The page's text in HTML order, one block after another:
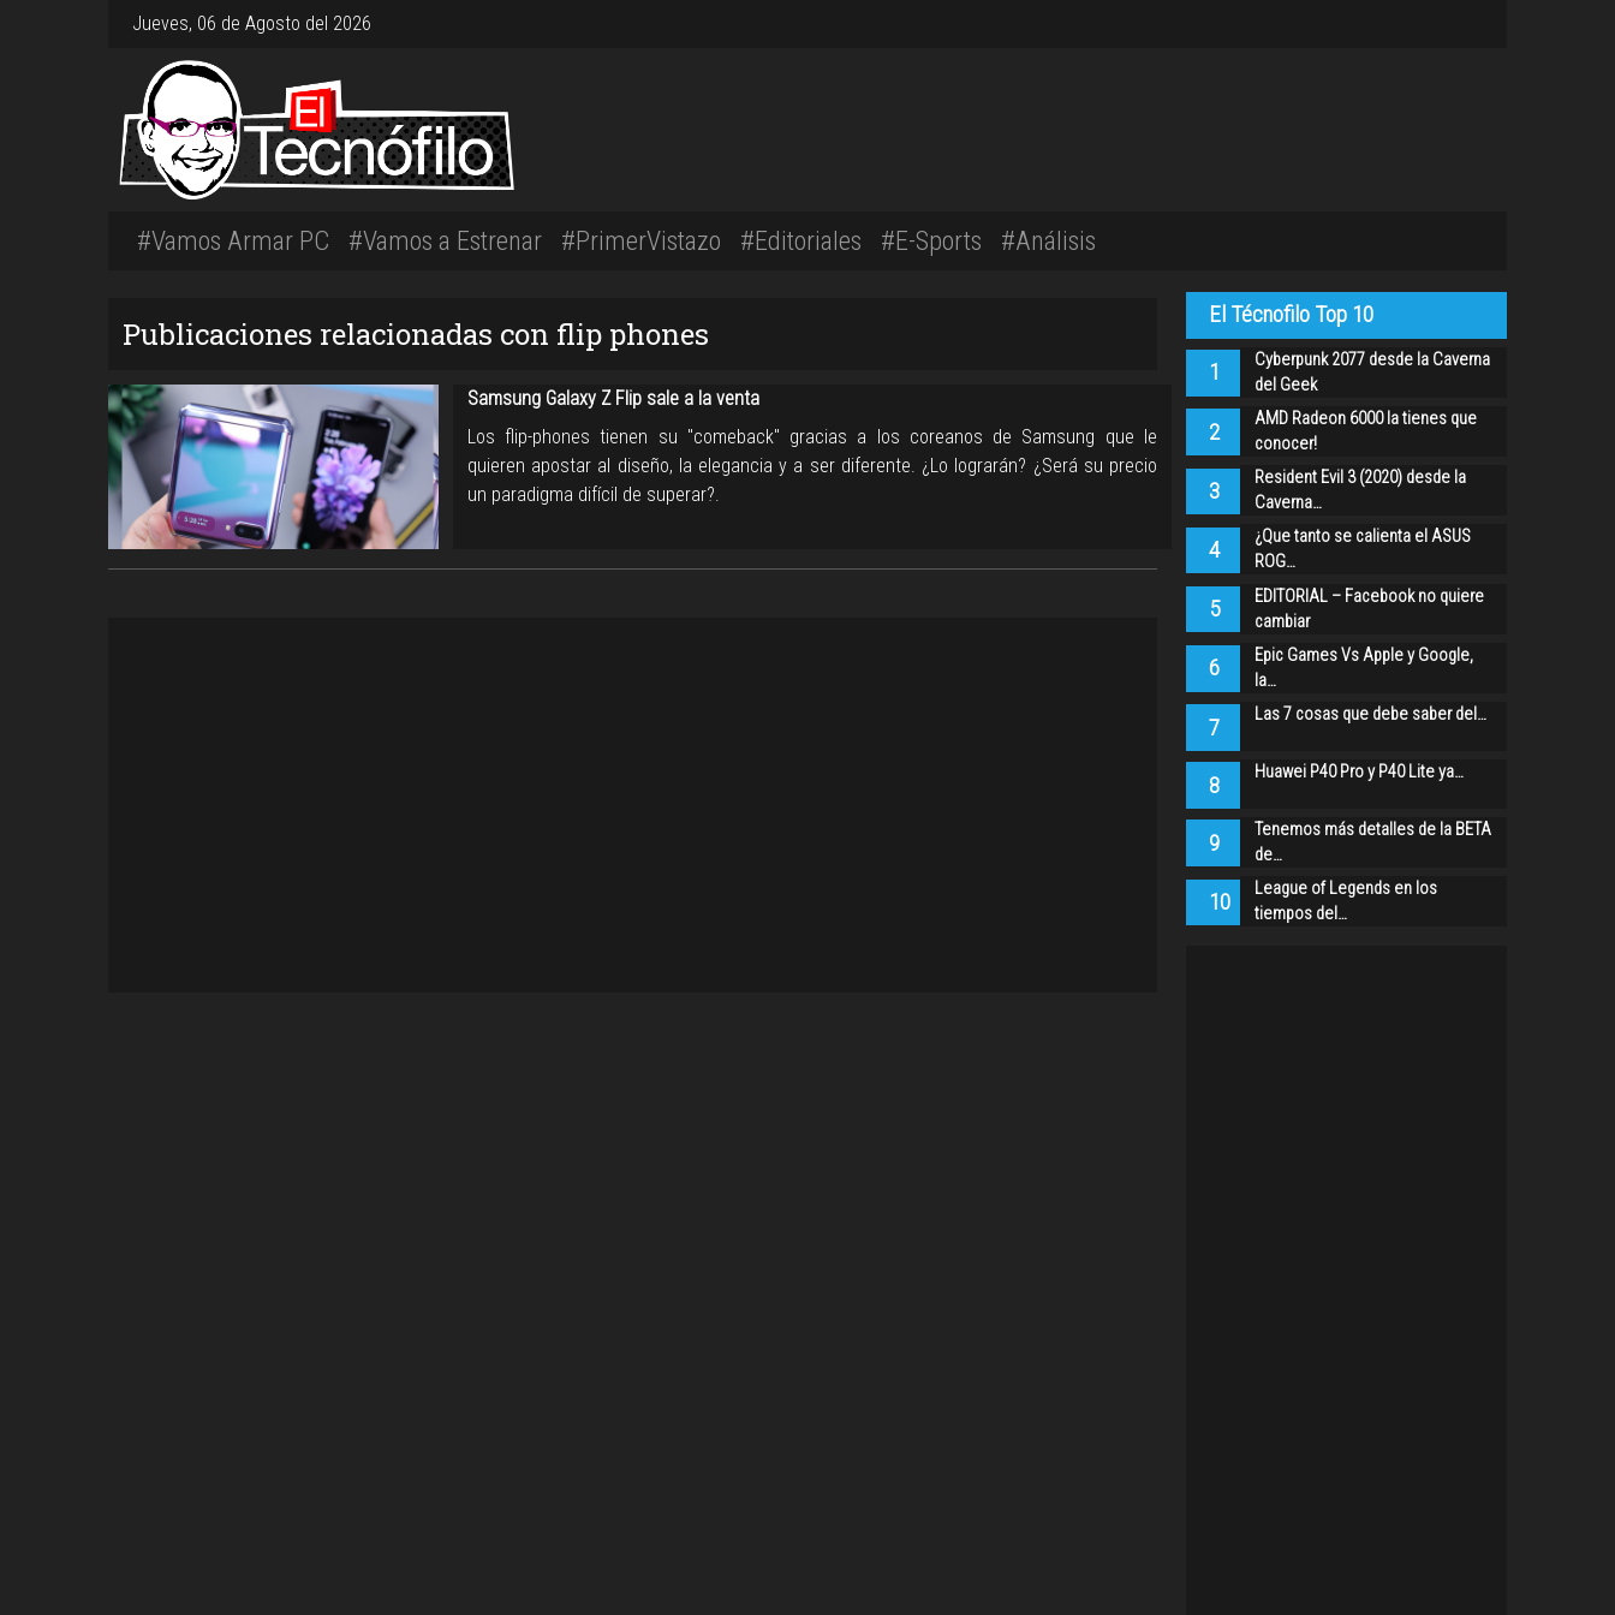
Jueves, 06 de Agosto del 2026
#Vamos Armar PC #Vamos a Estrenar #PrimerVistazo #Editoriales #E-Sports #Análisis
Publicaciones relacionadas con flip phones
Samsung Galaxy Z Flip sale a la venta
Los flip-phones tienen su "comeback" gracias a los coreanos de Samsung que le
quieren apostar al diseño, la elegancia y a ser diferente. ¿Lo lograrán? ¿Será su precio
un paradigma difícil de superar?.
El Técnofilo Top 10
1
Cyberpunk 2077 desde la Caverna
del Geek
2
AMD Radeon 6000 la tienes que
conocer!
3
Resident Evil 3 (2020) desde la
Caverna…
4
¿Que tanto se calienta el ASUS
ROG…
5
EDITORIAL – Facebook no quiere
cambiar
6
Epic Games Vs Apple y Google,
la…
7 Las 7 cosas que debe saber del…
8 Huawei P40 Pro y P40 Lite ya…
9
Tenemos más detalles de la BETA
de…
10
League of Legends en los
tiempos del…